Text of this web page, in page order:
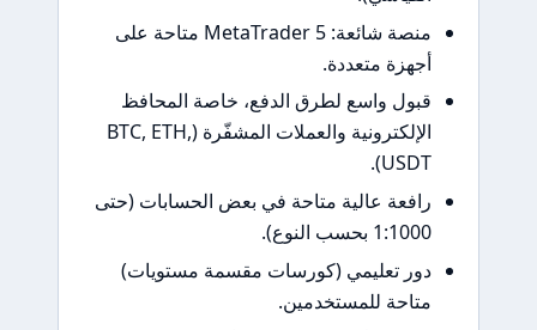
منصة شائعة: MetaTrader 5 متاحة على
أجهزة متعددة.
قبول واسع لطرق الدفع، خاصة المحافظ
الإلكترونية والعملات المشفّرة (BTC, ETH,
USDT).
رافعة عالية متاحة في بعض الحسابات (حتى
1:1000 بحسب النوع).
دور تعليمي (كورسات مقسمة مستويات)
متاحة للمستخدمين.